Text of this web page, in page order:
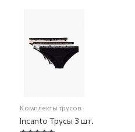
Комплекты трусов
Incanto Трусы 3 шт.